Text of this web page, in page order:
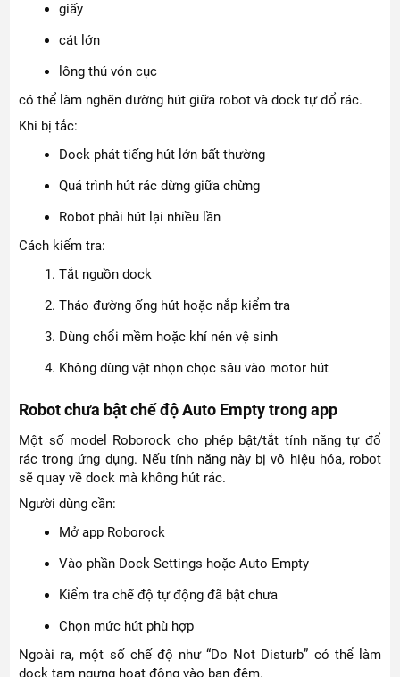
giấy
cát lớn
lông thú vón cục
có thể làm nghẽn đường hút giữa robot và dock tự đổ rác.
Khi bị tắc:
Dock phát tiếng hút lớn bất thường
Quá trình hút rác dừng giữa chừng
Robot phải hút lại nhiều lần
Cách kiểm tra:
Tắt nguồn dock
Tháo đường ống hút hoặc nắp kiểm tra
Dùng chổi mềm hoặc khí nén vệ sinh
Không dùng vật nhọn chọc sâu vào motor hút
Robot chưa bật chế độ Auto Empty trong app
Một số model Roborock cho phép bật/tắt tính năng tự đổ
rác trong ứng dụng. Nếu tính năng này bị vô hiệu hóa, robot
sẽ quay về dock mà không hút rác.
Người dùng cần:
Mở app Roborock
Vào phần Dock Settings hoặc Auto Empty
Kiểm tra chế độ tự động đã bật chưa
Chọn mức hút phù hợp
Ngoài ra, một số chế độ như “Do Not Disturb” có thể làm